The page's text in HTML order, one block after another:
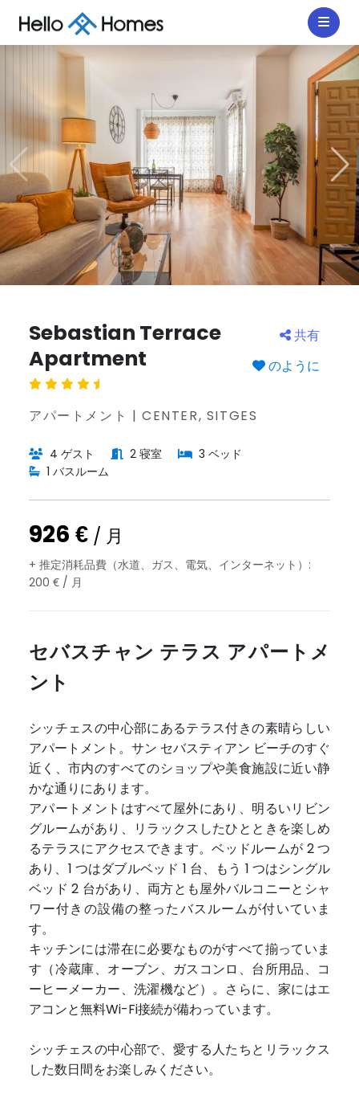
Sebastian Terrace
Apartment
共有
のように
アパートメント | CENTER, SITGES
4 ゲスト 2 寝室
3 ベッド
1 バスルーム
926 € / 月
+ 推定消耗品費（水道、ガス、電気、インターネット）:
200 € / 月
セバスチャン テラス アパートメ
ント
シッチェスの中心部にあるテラス付きの素晴らしい
アパートメント。サン セバスティアン ビーチのすぐ
近く、市内のすべてのショップや美食施設に近い静
かな通りにあります。
アパートメントはすべて屋外にあり、明るいリビン
グルームがあり、リラックスしたひとときを楽しめ
るテラスにアクセスできます。ベッドルームが 2 つ
あり、1 つはダブルベッド 1 台、もう 1 つはシングル
ベッド 2 台があり、両方とも屋外バルコニーとシャ
ワー付きの設備の整ったバスルームが付いていま
す。
キッチンには滞在に必要なものがすべて揃っていま
す（冷蔵庫、オーブン、ガスコンロ、台所用品、コ
ーヒーメーカー、洗濯機など）。さらに、家にはエ
アコンと無料Wi-Fi接続が備わっています。
シッチェスの中心部で、愛する人たちとリラックス
した数日間をお楽しみください。